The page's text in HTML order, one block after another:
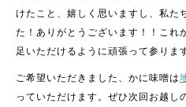
けたこと、嬉しく思いますし、私た
た！ありがとうございます！！これ
足いただけるように頑張って参りま
ご希望いただきました、かに味噌は
っていただけます。ぜひ次回お越し